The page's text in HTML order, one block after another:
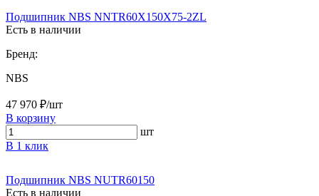
Подшипник NBS NNTR60X150X75-2ZL
Есть в наличии
Бренд:
NBS
47 970 ₽/шт
В корзину
шт
В 1 клик
Подшипник NBS NUTR60150
Есть в наличии